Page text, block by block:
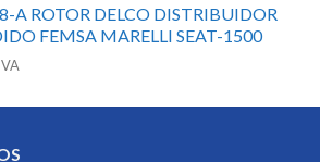
A ROTOR DELCO DISTRIBUIDOR
FEMSA MARELLI SEAT-1500